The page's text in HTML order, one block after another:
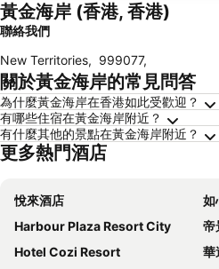
黃金海岸 (香港, 香港)
聯絡我們
New Territories, 999077,
關於黃金海岸的常見問答
為什麼黃金海岸在香港如此受歡迎？
有哪些住宿在黃金海岸附近？
有什麼其他的景點在黃金海岸附近？
更多熱門酒店
悅來酒店
如
Harbour Plaza Resort City
帝
Hotel Cozi Resort
華